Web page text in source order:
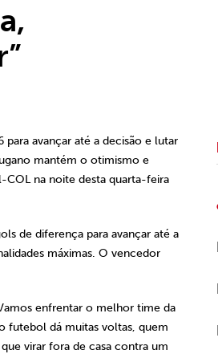
avançar até a decisão e lutar
mantém o otimismo e
na noite desta quarta-feira
de diferença para avançar até a
máximas. O vencedor
enfrentar o melhor time da
futebol dá muitas voltas, quem
virar fora de casa contra um